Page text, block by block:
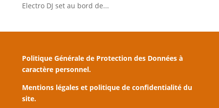
Electro DJ set au bord de...
Politique Générale de Protection des Données à
caractère personnel.
Mentions légales et politique de confidentialité du
site.